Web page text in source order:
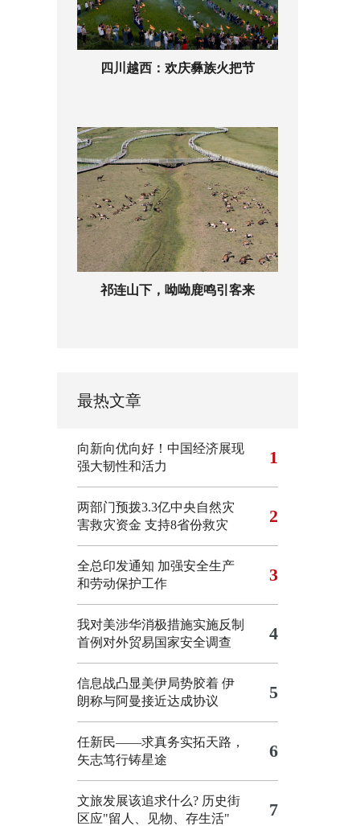
四川越西：欢庆彝族火把节
祁连山下，呦呦鹿鸣引客来
最热文章
向新向优向好！中国经济展现
强大韧性和活力
1
两部门预拨3.3亿中央自然灾
害救灾资金 支持8省份救灾
2
全总印发通知 加强安全生产
和劳动保护工作
3
我对美涉华消极措施实施反制
首例对外贸易国家安全调查
4
信息战凸显美伊局势胶着 伊
朗称与阿曼接近达成协议
5
任新民——求真务实拓天路，
矢志笃行铸星途
6
文旅发展该追求什么? 历史街
区应"留人、见物、存生活"
7